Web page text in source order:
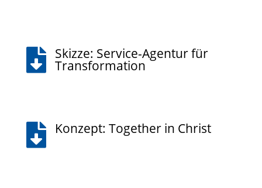
 Skizze: Service-Agentur für
Transformation
 Konzept: Together in Christ